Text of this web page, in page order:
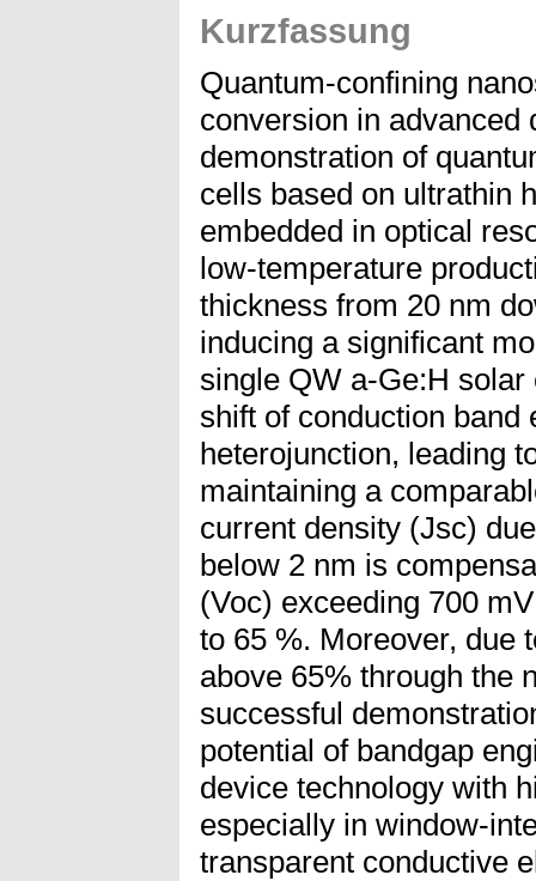
Kurzfassung
Quantum-confining
conversion in advanced
demonstration of
cells based on ultrathin
embedded in optical
low-temperature
thickness from 20 nm
inducing a significant
single QW a-Ge:H
shift of conduction band
heterojunction, leading
maintaining a
current density (Jsc)
below 2 nm is
(Voc) exceeding 700
to 65 %. Moreover, due
above 65% through the
successful
potential of bandgap
device technology with
especially in window-
transparent conductive